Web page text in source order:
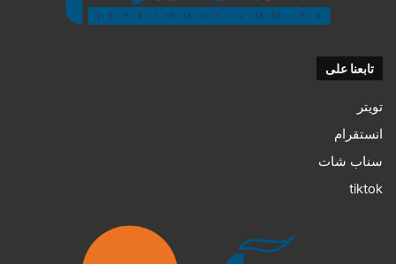
تابعنا على
تويتر
انستقرام
سناب شات
tiktok